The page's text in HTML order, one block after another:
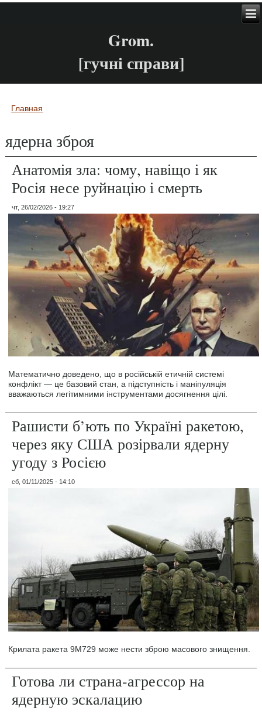
Grom.
[гучні справи]
Вы здесь
Главная
ядерна зброя
Анатомія зла: чому, навіщо і як
Росія несе руйнацію і смерть
чт, 26/02/2026 - 19:27
Математично доведено, що в російській етичній системі
конфлікт — це базовий стан, а підступність і маніпуляція
вважаються легітимними інструментами досягнення цілі.
Рашисти б’ють по Україні ракетою,
через яку США розірвали ядерну
угоду з Росією
сб, 01/11/2025 - 14:10
Крилата ракета 9M729 може нести зброю масового знищення.
Готова ли страна-агрессор на
ядерную эскалацию